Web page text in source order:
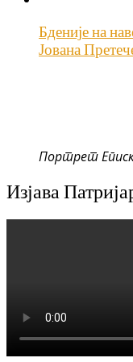
Бденије на
Јована
Портрет
Изјава